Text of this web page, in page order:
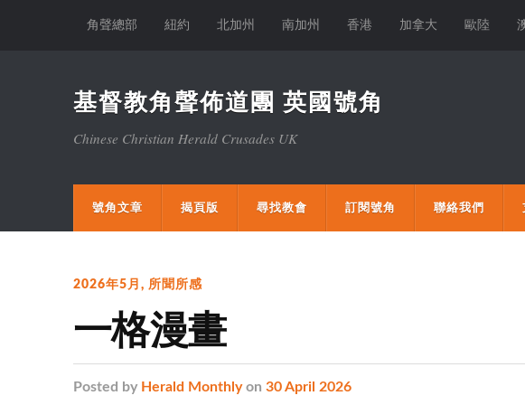
角聲總部 紐約 北加州 南加州 香港 加拿大 歐陸
基督教角聲佈道團 英國號角
Chinese Christian Herald Crusades UK
號角文章 揭頁版 尋找教會 訂閱號角 聯絡我們
2026年5月 , 所聞所感
一格漫畫
Posted by Herald Monthly on 30 April 2026